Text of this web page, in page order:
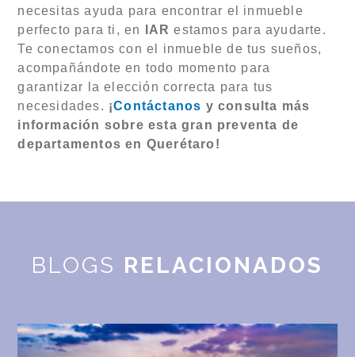
necesitas ayuda para encontrar el inmueble
perfecto para ti, en
IAR estamos para ayudarte.
Te conectamos con el inmueble de tus sueños,
acompañándote en todo momento para
garantizar la elección correcta para tus
necesidades. ¡Contáctanos y consulta más
información sobre esta gran preventa de
departamentos en Querétaro!
BLOGS RELACIONADOS